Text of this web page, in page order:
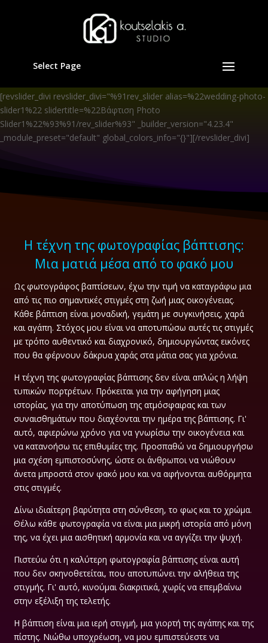
Select Page
[revslider_divi revslider_divi="%91rev_slider alias=%22wedding-photo-
slider1%22 slidertitle=%22Βάφτιση Photo
Slider1%22%93%91/rev_slider%93" _builder_version="4.23.4"
_module_preset="default" global_colors_info="{}"][/revslider_divi]
Η τέχνη της φωτογραφίας βάπτισης:
Μια ματιά μέσα από το φακό μου
Ως φωτογράφος βαπτίσεων, έχω την τιμή να καταγράφω μια
από τις πιο σημαντικές στιγμές στη ζωή μιας οικογένειας.
Κάθε βάπτιση είναι μοναδική, γεμάτη με συγκινήσεις, χαρά
και αγάπη. Στόχος μου είναι να αποτυπώσω αυτές τις στιγμές
με τρόπο αυθεντικό και διαχρονικό, δημιουργώντας εικόνες
που θα φέρνουν δάκρυα χαράς στα μάτια σας για χρόνια.
Η τέχνη της φωτογραφίας βάπτισης δεν είναι απλώς η λήψη
τυπικών πορτρέτων. Πρόκειται για την αφήγηση μιας
ιστορίας, για την αποτύπωση της ατμόσφαιρας και των
συναισθημάτων που διαχέονται την ημέρα της βάπτισης. Γι'
αυτό, αφιερώνω χρόνο για να γνωρίσω την οικογένεια και
να κατανοήσω τις επιθυμίες της. Προσπαθώ να δημιουργήσω
μια σχέση εμπιστοσύνης, ώστε οι άνθρωποι να νιώθουν
άνετα μπροστά στον φακό μου και να αφήνονται αυθόρμητα
στις στιγμές.
Δίνω ιδιαίτερη βαρύτητα στη σύνθεση, το φως και το χρώμα.
Θέλω κάθε φωτογραφία να είναι μια μικρή ιστορία από μόνη
της, να έχει μια αισθητική αρμονία και να αγγίζει την ψυχή.
Πιστεύω ότι η καλύτερη φωτογραφία βάπτισης είναι αυτή
που δεν σκηνοθετείται, που αποτυπώνει την αλήθεια της
στιγμής. Γι' αυτό, κινούμαι διακριτικά, χωρίς να επεμβαίνω
στην εξέλιξη της τελετής.
Η βάπτιση είναι μια ιερή στιγμή, μια γιορτή της αγάπης και της
πίστης. Νιώθω υποχρέωση, να μου εμπιστεύεστε να